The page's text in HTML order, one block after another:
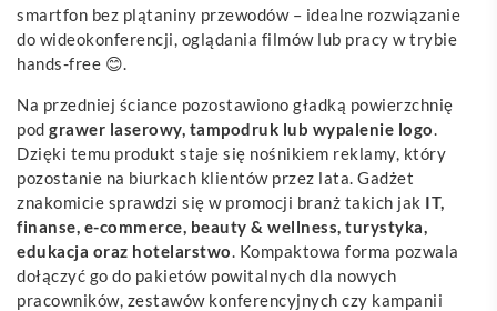
smartfon bez plątaniny przewodów – idealne rozwiązanie
do wideokonferencji, oglądania filmów lub pracy w trybie
hands-free 😊.
Na przedniej ściance pozostawiono gładką powierzchnię
pod grawer laserowy, tampodruk lub wypalenie logo.
Dzięki temu produkt staje się nośnikiem reklamy, który
pozostanie na biurkach klientów przez lata. Gadżet
znakomicie sprawdzi się w promocji branż takich jak IT,
finanse, e-commerce, beauty & wellness, turystyka,
edukacja oraz hotelarstwo. Kompaktowa forma pozwala
dołączyć go do pakietów powitalnych dla nowych
pracowników, zestawów konferencyjnych czy kampanii